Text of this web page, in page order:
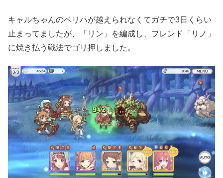
キャルちゃんのベリハが越えられなくてガチで3日くらい
止まってましたが、「リン」を編成し、フレンド「リノ」
に焼き払う戦法でゴリ押しました。